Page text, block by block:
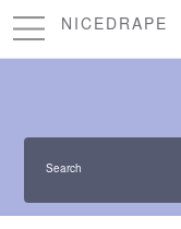
NICEDRAPE
Search